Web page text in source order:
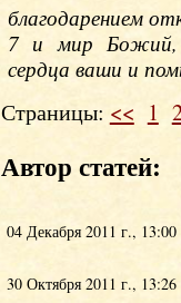
благодарением
7 и мир Божий,
сердца ваши и
Страницы: << 1
Автор статей:
04 Декабря 2011 г., 13:00
30 Октября 2011 г., 13:26